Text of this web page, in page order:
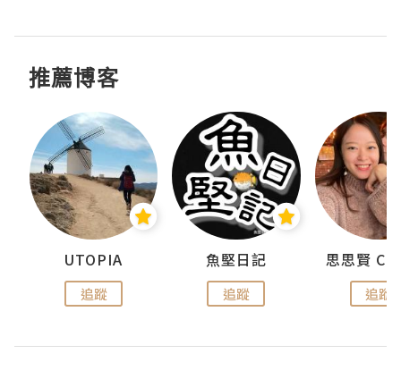
推薦博客
UTOPIA
追蹤
魚堅日記
追蹤 追蹤